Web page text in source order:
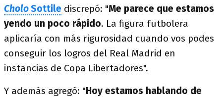
CholoSottile discrepó: "Me parece que estamos
yendo un poco rápido. La figura futbolera
aplicaría con más rigurosidad cuando vos podes
conseguir los logros del Real Madrid en
instancias de Copa Libertadores".
Y además agregó: "Hoy estamos hablando de